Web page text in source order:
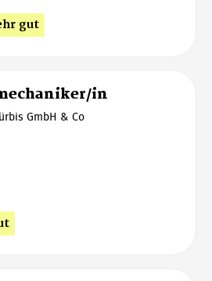
gut
in
GmbH & Co